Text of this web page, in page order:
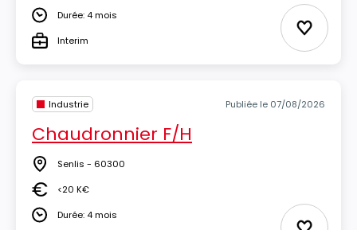
DuréeDurée: 4 mois
TypeInterim Ajouter
Industrie Publiée le 07/08/2026
Chaudronnier F/H
Lieu Senlis - 60300
Salaire<20 K€
DuréeDurée: 4 mois